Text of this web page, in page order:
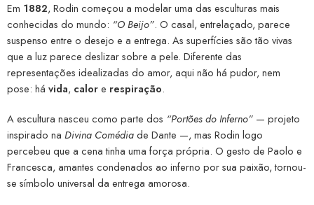
Em 1882, Rodin começou a modelar uma das esculturas mais
conhecidas do mundo: “O Beijo”. O casal, entrelaçado, parece
suspenso entre o desejo e a entrega. As superfícies são tão vivas
que a luz parece deslizar sobre a pele. Diferente das
representações idealizadas do amor, aqui não há pudor, nem
pose: há vida, calore respiração.
A escultura nasceu como parte dos “Portões do Inferno” — projeto
inspirado na Divina Comédiade Dante —, mas Rodin logo
percebeu que a cena tinha uma força própria. O gesto de Paolo e
Francesca, amantes condenados ao inferno por sua paixão, tornou-
se símbolo universal da entrega amorosa.